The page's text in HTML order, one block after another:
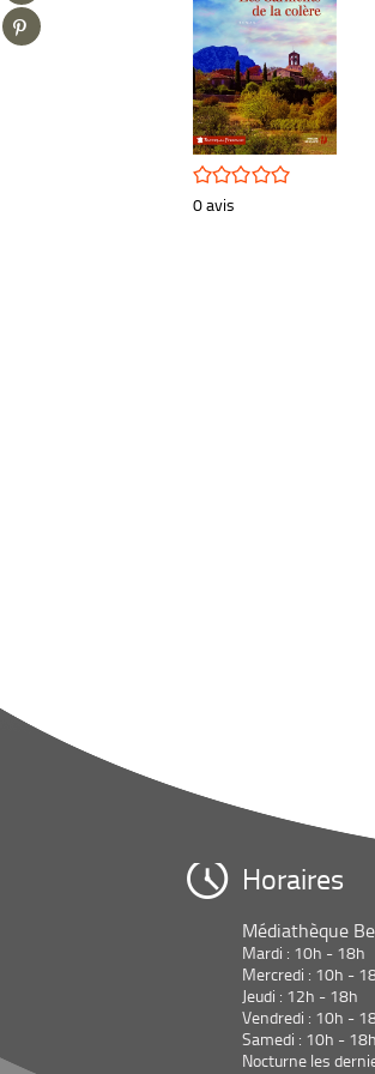
(Nouvelle
fenêtre)
tumblr
(Nouvelle
Partager
sur
/5
0avis
Horaires
Médiathèque
Mardi : 10h - 18h
Mercredi : 10h -
Jeudi : 12h - 18h
Vendredi : 10h -
Samedi : 10h - 18h
Nocturne les